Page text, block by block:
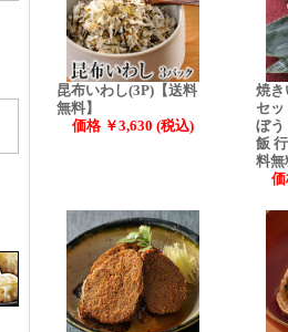
昆布いわし(3P)【送料
無料】
価格 ￥3,630 (税込)
焼き
セ
ぼう
飯
料無
価